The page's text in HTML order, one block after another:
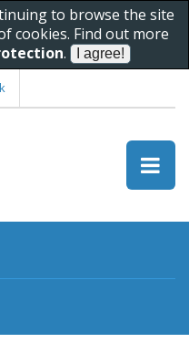
to browse the site
cookies. Find out more
.